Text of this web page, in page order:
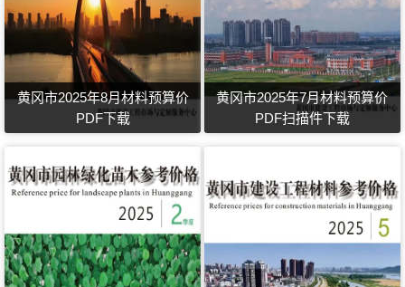
黄冈市2025年8月材料预算价
PDF下载
黄冈市2025年7月材料预算价
PDF扫描件下载